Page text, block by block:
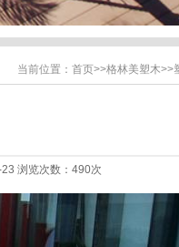
当前位置： 首页>>格林美塑木>>
浏览次数：490次